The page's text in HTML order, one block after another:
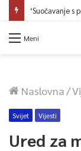
Meni
Naslovna/
Svijet Vijesti
Ured za